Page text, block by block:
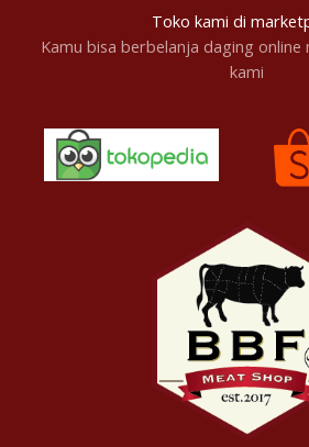
Toko kami di
Kamu bisa berbelanja daging online
kami